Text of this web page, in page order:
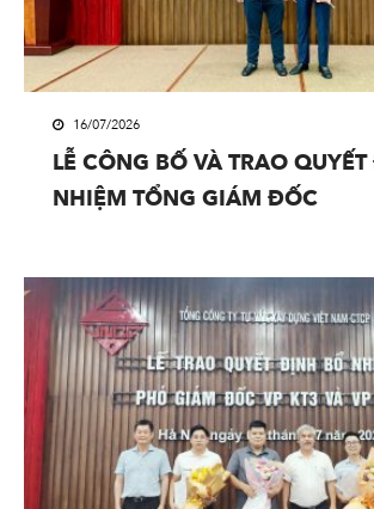
16/07/2026
LỄ CÔNG BỐ VÀ TRAO
NHIỆM TỔNG GIÁM ĐỐC